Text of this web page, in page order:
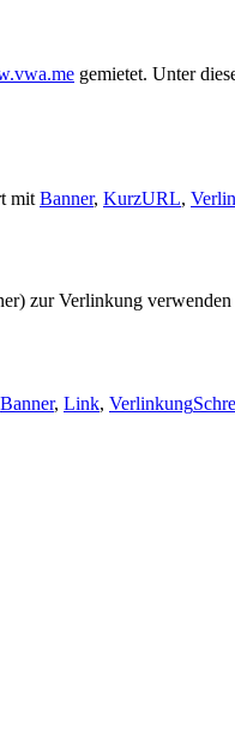
gemietet. Unter
mit Banner, KurzURL,
zur Verlinkung
Banner, Link, Verlinkung